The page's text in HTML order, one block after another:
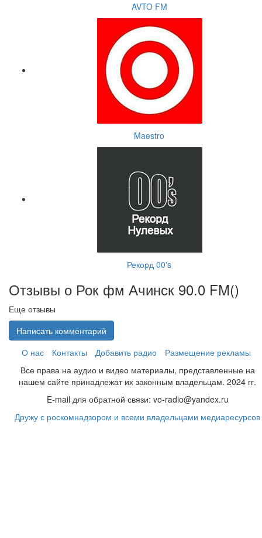
AVTO FM
Maestro
Рекорд 00's
Отзывы о Рок фм Ачинск 90.0 FM()
Еще отзывы
Написать комментарий
О нас
Контакты Добавить радио
Размещение рекламы
Все права на аудио и видео материалы, представленные на
нашем сайте принадлежат их законным владельцам. 2024 гг.
E-mail для обратной связи: vo-radio@yandex.ru
Дружу с роскомнадзором и всеми владельцами медиаресурсов